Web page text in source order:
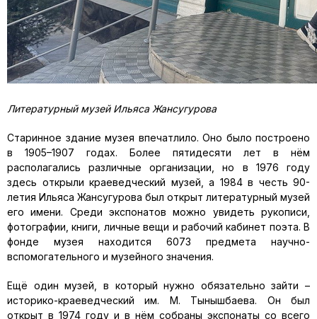
Литературный музей Ильяса Жансугурова
Старинное здание музея впечатлило. Оно было построено
в 1905–1907 годах. Более пятидесяти лет в нём
располагались различные организации, но в 1976 году
здесь открыли краеведческий музей, а 1984 в честь 90-
летия Ильяса Жансугурова был открыт литературный музей
его имени. Среди экспонатов можно увидеть рукописи,
фотографии, книги, личные вещи и рабочий кабинет поэта. В
фонде музея находится 6073 предмета научно-
вспомогательного и музейного значения.
Ещё один музей, в который нужно обязательно зайти –
историко-краеведческий им. М. Тынышбаева. Он был
открыт в 1974 году и в нём собраны экспонаты со всего